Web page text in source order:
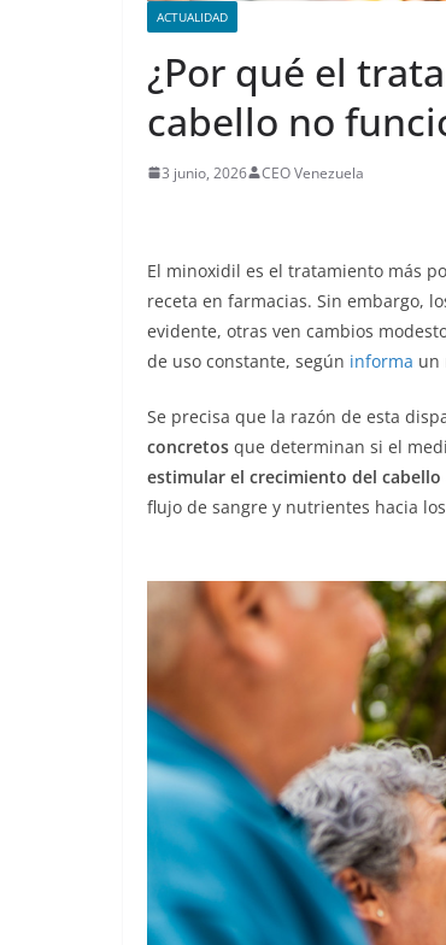
ACTUALIDAD
¿Por qué el
cabello no
3 junio, 2026 CEO Venezuela
El minoxidil es el tratamiento más
receta en farmacias. Sin embargo,
evidente, otras ven cambios
de uso constante, según informa un
Se precisa que la razón de esta
concretos que determinan si el
estimular el crecimiento del cabello
flujo de sangre y nutrientes hacia